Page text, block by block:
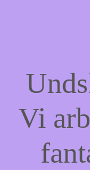
Vi